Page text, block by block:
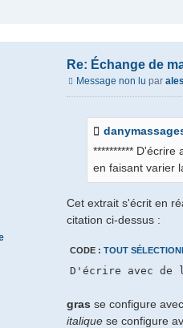
Re: Échange de
Message non lu par
********** D'écrire
en faisant varier
Cet extrait s'écrit en
citation ci-dessus :
CODE : TOUT
gras se configure
italiquese configure